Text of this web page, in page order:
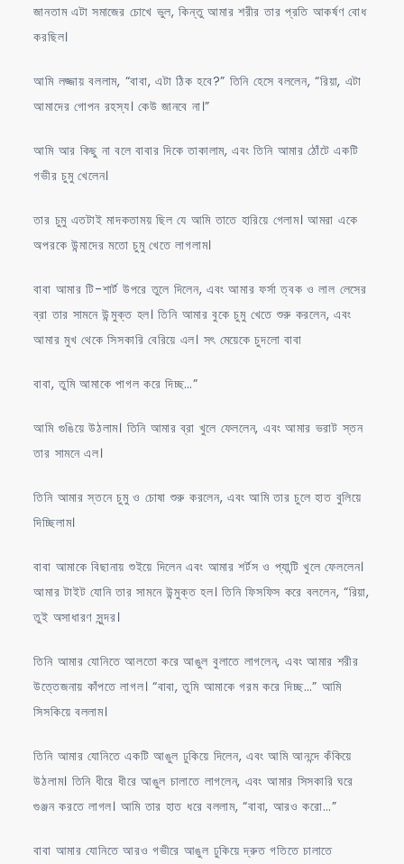
জানতাম এটা সমাজের চোখে ভুল, কিন্তু আমার শরীর তার প্রতি আকর্ষণ বোধ
করছিল।
আমি লজ্জায় বললাম, “বাবা, এটা ঠিক হবে?” তিনি হেসে বললেন, “রিয়া, এটা
আমাদের গোপন রহস্য। কেউ জানবে না।”
আমি আর কিছু না বলে বাবার দিকে তাকালাম, এবং তিনি আমার ঠোঁটে একটি
গভীর চুমু খেলেন।
তার চুমু এতটাই মাদকতাময় ছিল যে আমি তাতে হারিয়ে গেলাম। আমরা একে
অপরকে উন্মাদের মতো চুমু খেতে লাগলাম।
বাবা আমার টি-শার্ট উপরে তুলে দিলেন, এবং আমার ফর্সা ত্বক ও লাল লেসের
ব্রা তার সামনে উন্মুক্ত হল। তিনি আমার বুকে চুমু খেতে শুরু করলেন, এবং
আমার মুখ থেকে সিসকারি বেরিয়ে এল। সৎ মেয়েকে চুদলো বাবা
বাবা, তুমি আমাকে পাগল করে দিচ্ছ…”
আমি গুঙিয়ে উঠলাম। তিনি আমার ব্রা খুলে ফেললেন, এবং আমার ভরাট স্তন
তার সামনে এল।
তিনি আমার স্তনে চুমু ও চোষা শুরু করলেন, এবং আমি তার চুলে হাত বুলিয়ে
দিচ্ছিলাম।
বাবা আমাকে বিছানায় শুইয়ে দিলেন এবং আমার শর্টস ও প্যান্টি খুলে ফেললেন।
আমার টাইট যোনি তার সামনে উন্মুক্ত হল। তিনি ফিসফিস করে বললেন, “রিয়া,
তুই অসাধারণ সুন্দর।
তিনি আমার যোনিতে আলতো করে আঙুল বুলাতে লাগলেন, এবং আমার শরীর
উত্তেজনায় কাঁপতে লাগল। “বাবা, তুমি আমাকে গরম করে দিচ্ছ…” আমি
সিসকিয়ে বললাম।
তিনি আমার যোনিতে একটি আঙুল ঢুকিয়ে দিলেন, এবং আমি আনন্দে কঁকিয়ে
উঠলাম। তিনি ধীরে ধীরে আঙুল চালাতে লাগলেন, এবং আমার সিসকারি ঘরে
গুঞ্জন করতে লাগল। আমি তার হাত ধরে বললাম, “বাবা, আরও করো…”
বাবা আমার যোনিতে আরও গভীরে আঙুল ঢুকিয়ে দ্রুত গতিতে চালাতে